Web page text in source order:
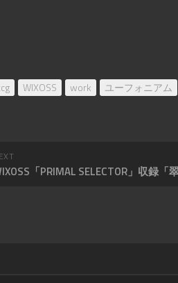
ッ
ド
ト
Books
中
Games
WIXOSS work ユーフォニアム